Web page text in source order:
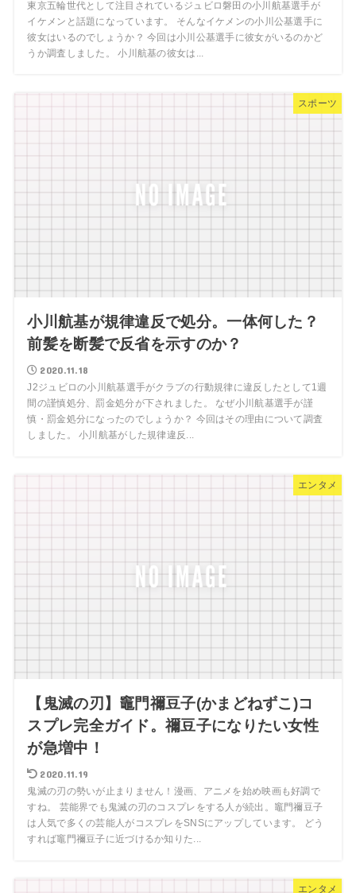
東京五輪世代として注目されているジュビロ磐田の小川航基選手が
イケメンと話題になっています。 そんなイケメンの小川公基選手に
彼女はいるのでしょうか？ 今回は小川公基選手に彼女がいるのかど
うか調査しました。 小川航基の彼女は...
スポーツ
小川航基が規律違反で処分。一体何した？
前髪を断髪で反省を示すのか？
2020.11.18
J2ジュビロの小川航基選手がクラブの行動規律に違反したとして1週
間の謹慎処分、罰金処分が下されました。 なぜ小川航基選手が謹
慎・罰金処分になったのでしょうか？ 今回はその理由について調査
しました。 小川航基がした規律違反...
エンタメ
【鬼滅の刃】竈門禰豆子(かまどねずこ)コ
スプレ完全ガイド。禰豆子になりたい女性
が急増中！
2020.11.19
鬼滅の刃の勢いが止まりません！漫画、アニメを始め映画も好調で
すね。 芸能界でも鬼滅の刃のコスプレをする人が続出。竈門禰豆子
は人気で多くの芸能人がコスプレをSNSにアップしています。 どう
すれば竈門禰豆子に近づけるか知りた...
エンタメ